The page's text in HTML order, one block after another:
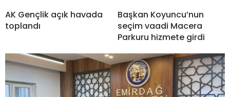
AK Gençlik açık havada
toplandı
Başkan Koyuncu’nun
seçim vaadi Macera
Parkuru hizmete girdi